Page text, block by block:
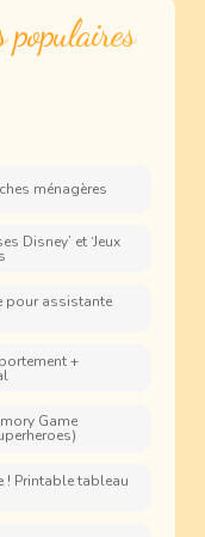
ménagères
Disney’ et ‘Jeux
pour assistante
+
Game
! Printable tableau